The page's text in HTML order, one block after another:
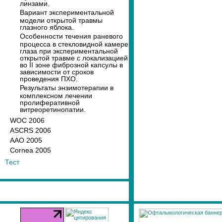
линзами.
Вариант экспериментальной
модели открытой травмы
глазного яблока.
Особенности течения раневого
процесса в стекловидной камере
глаза при экспериментальной
открытой травме с локализацией
во II зоне фиброзной капсулы в
зависимости от сроков
проведения ПХО.
Результаты энзимотерапии в
комплексном лечении
пролиферативной
витреоретинопатии.
WOC 2006
ASCRS 2006
AAO 2005
Cornea 2005
Тест